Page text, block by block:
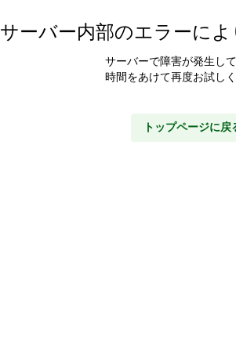
サーバー内部のエラーに
サーバーで障害が発生して
時間をあけて再度お試しく
トップページに戻